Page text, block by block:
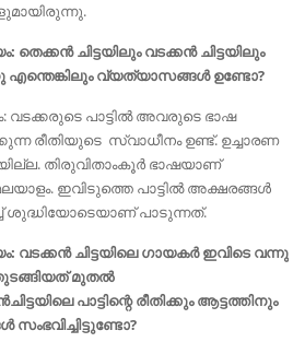
തെക്കന്‍ ചിട്ടയിലും വടക്കന്‍ ചിട്ടയിലും
എന്തെങ്കിലും വ്യത്യാസങ്ങൾ ഉണ്ടോ?
വടക്കരുടെ പാട്ടില്‍ അവരുടെ ഭാഷ
രീതിയുടെ സ്വാധീനം ഉണ്ട്. ഉച്ചാരണ
തിരുവിതാംകൂര്‍ ഭാഷയാണ്‌
ഇവിടുത്തെ പാട്ടില്‍ അക്ഷരങ്ങള്‍
ശുദ്ധിയോടെയാണ് പാടുന്നത്.
വടക്കൻ ചിട്ടയിലെ ഗായകര്‍ ഇവിടെ വന്നു
മുതല്‍
പാട്ടിന്റെ രീതിക്കും ആട്ടത്തിനും
സംഭവിച്ചിട്ടുണ്ടോ?